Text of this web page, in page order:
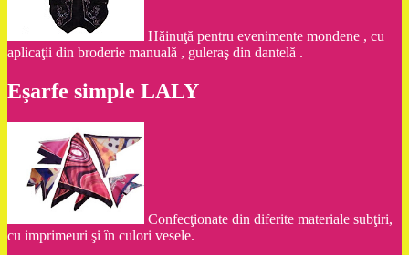
Hăinuţă pentru evenimente mondene , cu
aplicaţii din broderie manuală , guleraş din dantelă .
Eşarfe simple LALY
Confecţionate din diferite materiale subţiri,
cu imprimeuri şi în culori vesele.